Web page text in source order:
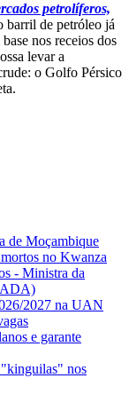
petrolíferos,
barril de petróleo já
nos receios dos
levar a
o Golfo Pérsico
de Moçambique
no Kwanza
- Ministra da
2027 na UAN
e garante
nos